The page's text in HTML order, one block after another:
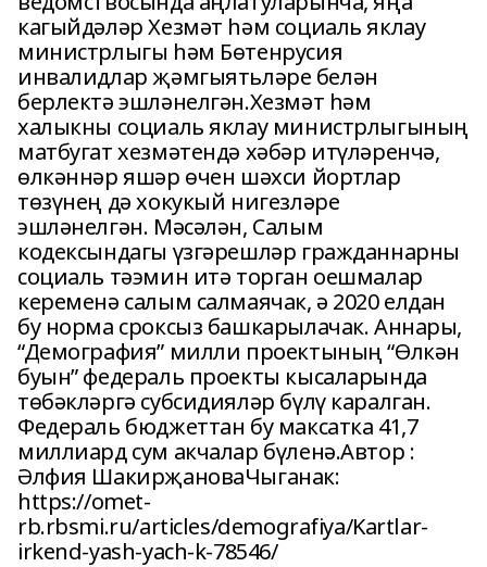
кагыйдәләр Хезмәт һәм социаль яклау
министрлыгы һәм Бөтенрусия
инвалидлар җәмгыятьләре белән
берлектә эшләнелгән.Хезмәт һәм
халыкны социаль яклау министрлыгының
матбугат хезмәтендә хәбәр итүләренчә,
өлкәннәр яшәр өчен шәхси йортлар
төзүнең дә хокукый нигезләре
эшләнелгән. Мәсәлән, Салым
кодексындагы үзгәрешләр гражданнарны
социаль тәэмин итә торган оешмалар
кеременә салым салмаячак, ә 2020 елдан
бу норма сроксыз башкарылачак. Аннары,
“Демография” милли проектының “Өлкән
буын” федераль проекты кысаларында
төбәкләргә субсидияләр бүлү каралган.
Федераль бюджеттан бу максатка 41,7
миллиард сум акчалар бүленә.Автор :
Әлфия ШакирҗановаЧыганак:
https://omet-
rb.rbsmi.ru/articles/demografiya/Kartlar-
irkend-yash-yach-k-78546/